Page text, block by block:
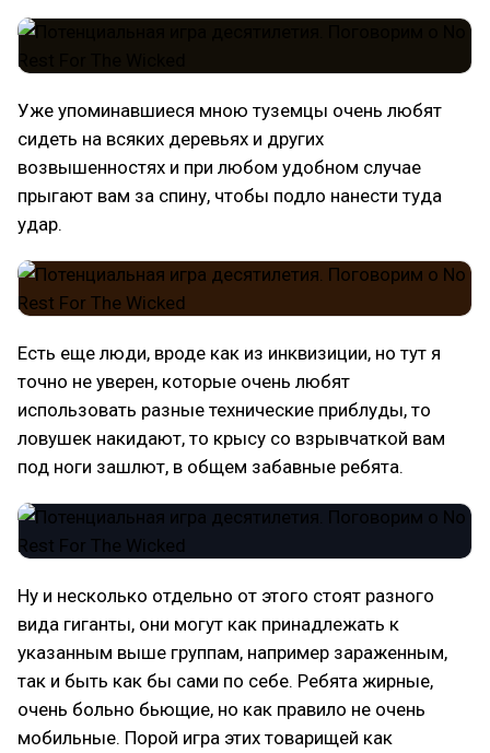
Уже упоминавшиеся мною туземцы очень любят
сидеть на всяких деревьях и других
возвышенностях и при любом удобном случае
прыгают вам за спину, чтобы подло нанести туда
удар.
Есть еще люди, вроде как из инквизиции, но тут я
точно не уверен, которые очень любят
использовать разные технические приблуды, то
ловушек накидают, то крысу со взрывчаткой вам
под ноги зашлют, в общем забавные ребята.
Ну и несколько отдельно от этого стоят разного
вида гиганты, они могут как принадлежать к
указанным выше группам, например зараженным,
так и быть как бы сами по себе. Ребята жирные,
очень больно бьющие, но как правило не очень
мобильные. Порой игра этих товарищей как